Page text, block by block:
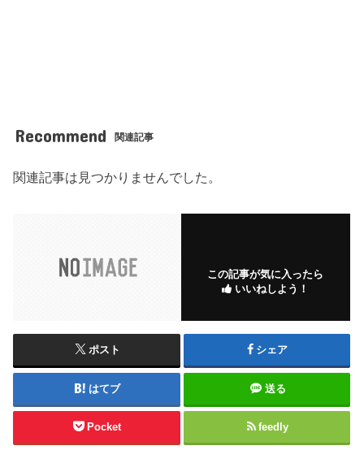
Recommend 関連記事
関連記事は見つかりませんでした。
この記事が気に入ったら
いいねしよう！
ポスト シェア
はてブ 送る
Pocket feedly